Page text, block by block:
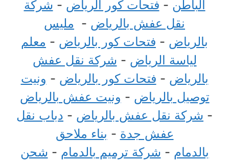
الباطن - فتحات كور الرياض - شركة
نقل عفش بالرياض - مليس
بالرياض - فتحات كور بالرياض - معلم
لياسة الرياض - شركة نقل عفش
بالرياض - فتحات كور بالرياض - ونيت
توصيل بالرياض - ونيت عفش بالرياض
- شركة نقل عفش بالرياض - دباب نقل
عفش جدة - بناء ملاحق
بالدمام - شركة ترميم بالدمام - شحن